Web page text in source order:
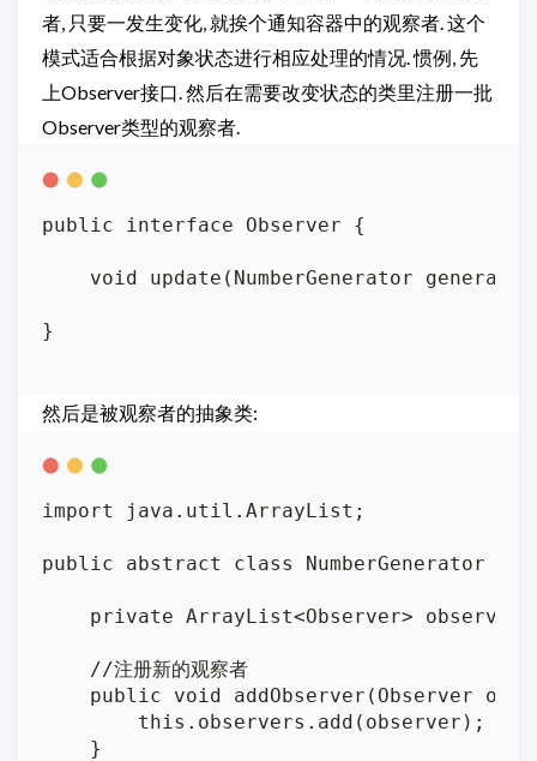
者, 只要一发生变化, 就挨个通知容器中的观察者. 这个
模式适合根据对象状态进行相应处理的情况. 惯例, 先
上Observer接口. 然后在需要改变状态的类里注册一批
Observer类型的观察者.
public interface Observer {
void update(NumberGenerator
}
然后是被观察者的抽象类:
import java.util.ArrayList;
public abstract class NumberGenerator {
private ArrayList<Observer>
    //注册新的观察者
public void addObserver(Observer
        this.observers.add(observer);
    }